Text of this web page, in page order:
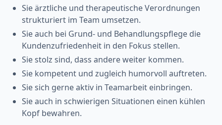
Sie ärztliche und therapeutische Verordnungen
strukturiert im Team umsetzen.
Sie auch bei Grund- und Behandlungspflege die
Kundenzufriedenheit in den Fokus stellen.
Sie stolz sind, dass andere weiter kommen.
Sie kompetent und zugleich humorvoll auftreten.
Sie sich gerne aktiv in Teamarbeit einbringen.
Sie auch in schwierigen Situationen einen kühlen
Kopf bewahren.